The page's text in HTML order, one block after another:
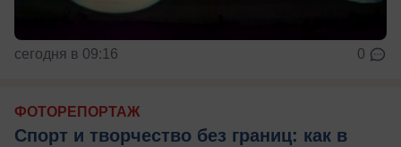
сегодня в 09:16 0
ФОТОРЕПОРТАЖ
Спорт и творчество без границ: как в